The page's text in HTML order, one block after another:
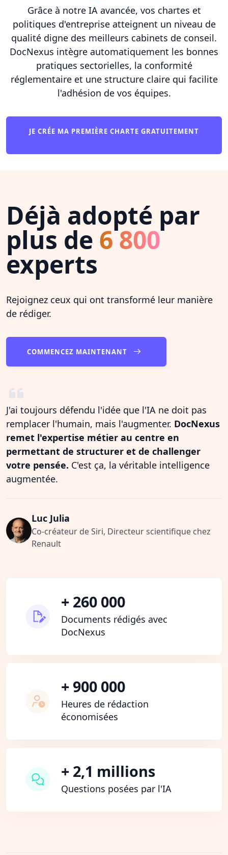
Grâce à notre IA avancée, vos chartes et
politiques d'entreprise atteignent un niveau de
qualité digne des meilleurs cabinets de conseil.
DocNexus intègre automatiquement les bonnes
pratiques sectorielles, la conformité
réglementaire et une structure claire qui facilite
l'adhésion de vos équipes.
JE CRÉE MA PREMIÈRE CHARTE GRATUITEMENT
Déjà adopté par
plus de 6 800
experts
Rejoignez ceux qui ont transformé leur manière
de rédiger.
COMMENCEZ MAINTENANT
J'ai toujours défendu l'idée que l'IA ne doit pas
remplacer l'humain, mais l'augmenter. DocNexus
remet l'expertise métier au centre en
permettant de structurer et de challenger
votre pensée. C'est ça, la véritable intelligence
augmentée.
Luc Julia
Co-créateur de Siri, Directeur scientifique chez
Renault
+ 260 000
Documents rédigés avec
DocNexus
+ 900 000
Heures de rédaction
économisées
+ 2,1 millions
Questions posées par l'IA